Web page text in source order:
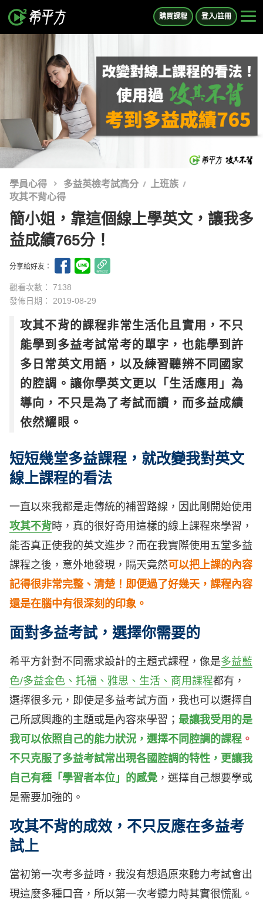
購買課程 登入/註冊
學員心得 多益英檢考試高分
上班族
攻其不背心得
簡小姐，靠這個線上學英文，讓我多
益成績765分！
分享給好友：
觀看次數： 7138
發佈日期： 2019-08-29
攻其不背的課程非常生活化且實用，不只
能學到多益考試常考的單字，也能學到許
多日常英文用語，以及練習聽辨不同國家
的腔調。讓你學英文更以「生活應用」為
導向，不只是為了考試而讀，而多益成績
依然耀眼。
短短幾堂多益課程，就改變我對英文
線上課程的看法
一直以來我都是走傳統的補習路線，因此剛開始使用
攻其不背時，真的很好奇用這樣的線上課程來學習，
能否真正使我的英文進步？而在我實際使用五堂多益
課程之後，意外地發現，隔天竟然可以把上課的內容
記得很非常完整、清楚！即便過了好幾天，課程內容
還是在腦中有很深刻的印象。
面對多益考試，選擇你需要的
希平方針對不同需求設計的主題式課程，像是多益藍
色/多益金色、托福、雅思、生活、商用課程都有，
選擇很多元，即使是多益考試方面，我也可以選擇自
己所感興趣的主題或是內容來學習； 最讓我受用的是
我可以依照自己的能力狀況，選擇不同腔調的課程 。
不只克服了多益考試常出現各國腔調的特性，更讓我
自己有種「學習者本位」的感覺 ，選擇自己想要學或
是需要加強的。
攻其不背的成效，不只反應在多益考
試上
當初第一次考多益時，我沒有想過原來聽力考試會出
現這麼多種口音，所以第一次考聽力時其實很慌亂。